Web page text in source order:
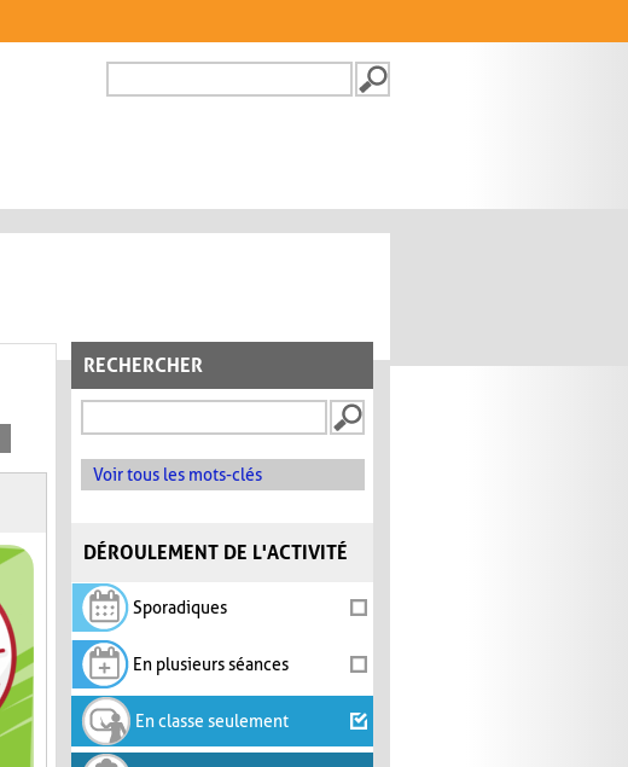
FORMULAIRE DE
RECHERCHER
Voir tous les mots-clés
DÉROULEMENT DE L'ACTIVITÉ
Sporadiques
En plusieurs séances
En classe seulement